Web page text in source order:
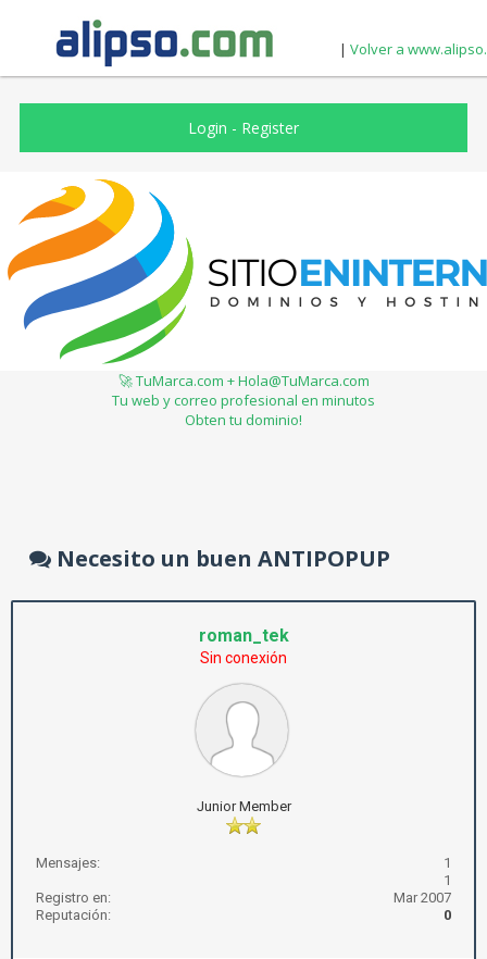
| Volver a
Login - Register
🚀 TuMarca.com + Hola@TuMarca.com
Tu web y correo profesional en minutos
Obten tu dominio!
Necesito un buen ANTIPOPUP
roman_tek
Sin conexión
Junior Member
Mensajes:
1
1
Registro en:
Mar 2007
Reputación:
0